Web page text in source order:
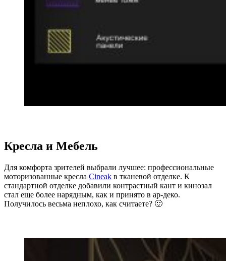
Кресла и Мебель
Для комфорта зрителей выбрали лучшее: профессиональные
моторизованные кресла Cineak в тканевой отделке. К
стандартной отделке добавили контрастный кант и кинозал
стал еще более нарядным, как и принято в ар-деко.
Получилось весьма неплохо, как считаете? 🙂